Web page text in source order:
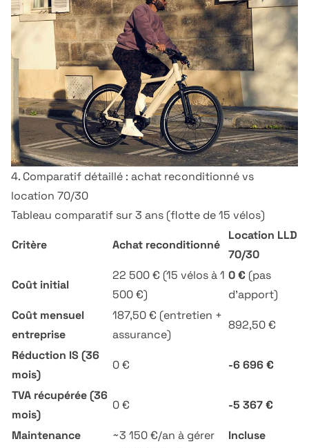
4. Comparatif détaillé : achat reconditionné vs
location 70/30
Tableau comparatif sur 3 ans (flotte de 15 vélos)
Critère Achat reconditionné
Location LLD
70/30
Coût initial
22 500 € (15 vélos à 1
500 €)
0 € (pas
d'apport)
Coût mensuel
entreprise
187,50 € (entretien +
assurance)
892,50 €
Réduction IS (36
mois)
0 € -6 696 €
TVA récupérée (36
mois)
0 € -5 367 €
Maintenance ~3 150 €/an à gérer Incluse